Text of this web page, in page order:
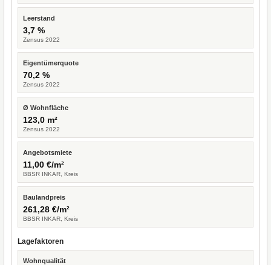
Leerstand
3,7 %
Zensus 2022
Eigentümerquote
70,2 %
Zensus 2022
Ø Wohnfläche
123,0 m²
Zensus 2022
Angebotsmiete
11,00 €/m²
BBSR INKAR, Kreis
Baulandpreis
261,28 €/m²
BBSR INKAR, Kreis
Lagefaktoren
Wohnqualität